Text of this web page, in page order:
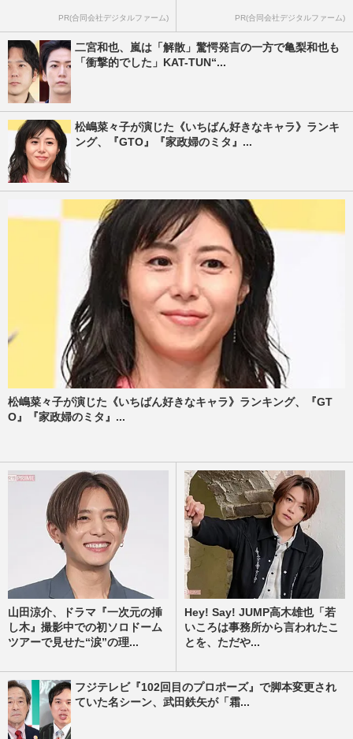
PR(合同会社デジタルファーム) PR(合同会社デジタルファーム)
二宮和也、嵐は「解散」驚愕発言の一方で亀梨和也も
「衝撃的でした」KAT-TUN“...
松嶋菜々子が演じた《いちばん好きなキャラ》ランキ
ング、『GTO』『家政婦のミタ』...
松嶋菜々子が演じた《いちばん好きなキャラ》ランキング、『GT
O』『家政婦のミタ』...
山田涼介、ドラマ『一次元の挿
し木』撮影中での初ソロドーム
ツアーで見せた“涙”の理...
Hey! Say! JUMP高木雄也「若
いころは事務所から言われたこ
とを、ただや...
フジテレビ『102回目のプロポーズ』で脚本変更され
ていた名シーン、武田鉄矢が「霜...